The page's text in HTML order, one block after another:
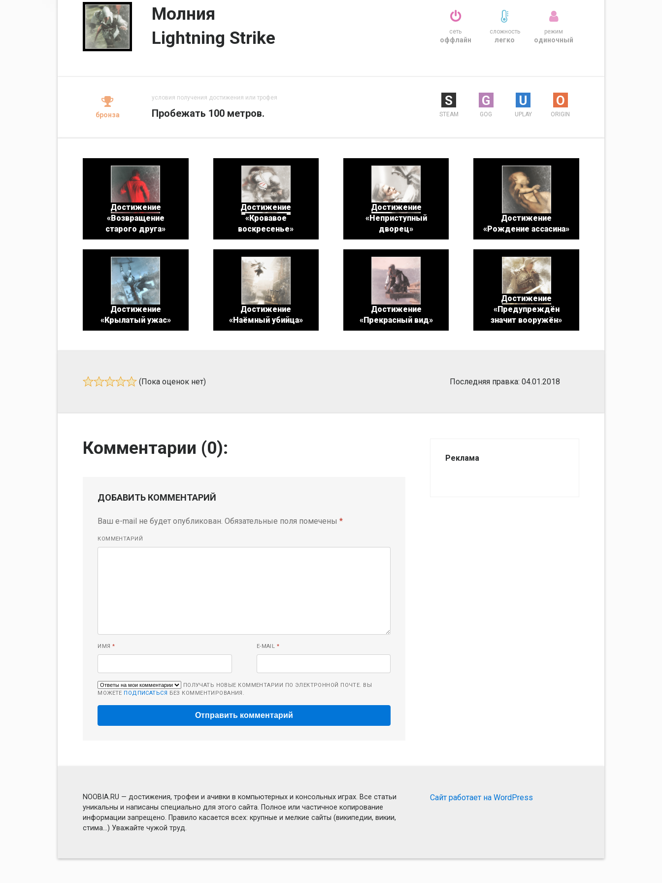
Молния
Lightning Strike
сеть
оффлайн
сложность
легко
режим
одиночный
бронза
условия получения достижения или трофея
Пробежать 100 метров.
S
STEAM
G
GOG
U
UPLAY
O
ORIGIN
Достижение
«Возвращение
старого друга»
Достижение
«Кровавое
воскресенье»
Достижение
«Неприступный
дворец»
Достижение
«Рождение ассасина»
Достижение
«Крылатый ужас»
Достижение
«Наёмный убийца»
Достижение
«Прекрасный вид»
Достижение
«Предупреждён
значит вооружён»
(Пока оценок нет) Последняя правка: 04.01.2018
Комментарии (0):
ДОБАВИТЬ КОММЕНТАРИЙ
Ваш e-mail не будет опубликован. Обязательные поля помечены*
КОММЕНТАРИЙ
ИМЯ * E-MAIL *
ПОЛУЧАТЬ НОВЫЕ КОММЕНТАРИИ ПО ЭЛЕКТРОННОЙ ПОЧТЕ. ВЫ
МОЖЕТЕ ПОДПИСАТЬСЯ БЕЗ КОММЕНТИРОВАНИЯ.
Реклама
NOOBIA.RU — достижения, трофеи и ачивки в компьютерных и консольных играх. Все статьи
уникальны и написаны специально для этого сайта. Полное или частичное копирование
информации запрещено. Правило касается всех: крупные и мелкие сайты (википедии, викии,
стима...) Уважайте чужой труд.
Сайт работает на WordPress